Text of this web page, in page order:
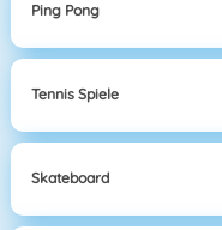
Ping Pong
Tennis Spiele
Skateboard